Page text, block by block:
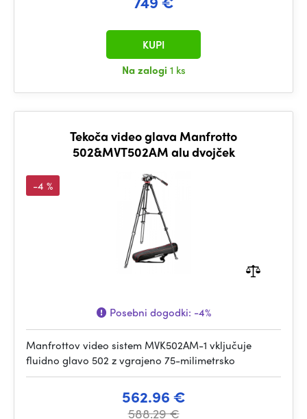
Na zalogi 1 ks
KUPI
Tekoča video glava Manfrotto
502&MVT502AM alu dvojček
-4 %
Posebni dogodki: -4%
Manfrottov video sistem MVK502AM-1 vključuje
fluidno glavo 502 z vgrajeno 75-milimetrsko
562.96 €
588.29 €